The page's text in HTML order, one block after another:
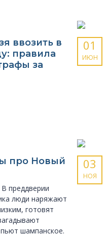
ввозить в
правила
за
01
ИЮН
про Новый
преддверии
люди наряжают
готовят
шампанское.
03
НОЯ